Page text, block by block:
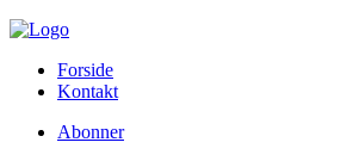
Forside
Kontakt
Abonner